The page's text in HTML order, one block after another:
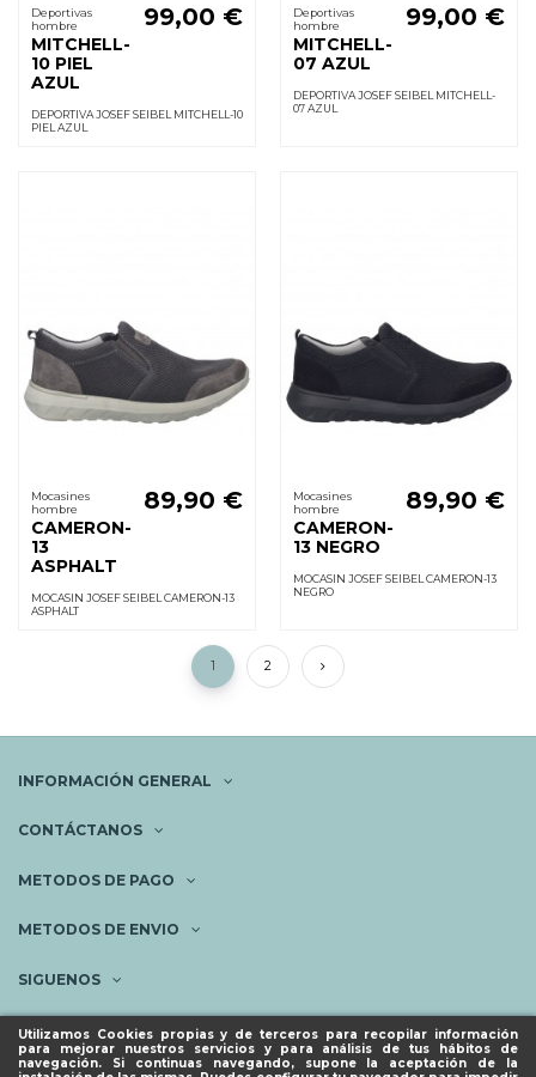
Utilizamos Cookies propias y de terceros para recopilar información
para mejorar nuestros servicios y para análisis de tus hábitos de
navegación. Si continuas navegando, supone la aceptación de la
Deportivas
hombre
MITCHELL-
10 PIEL
AZUL
99,00 €
DEPORTIVA JOSEF SEIBEL MITCHELL-10
PIEL AZUL
Deportivas
hombre
MITCHELL-
07 AZUL
99,00 €
DEPORTIVA JOSEF SEIBEL MITCHELL-
07 AZUL
Mocasines
hombre
CAMERON-
13
ASPHALT
89,90 €
MOCASIN JOSEF SEIBEL CAMERON-13
ASPHALT
Mocasines
hombre
CAMERON-
13 NEGRO
89,90 €
MOCASIN JOSEF SEIBEL CAMERON-13
NEGRO
1 2
INFORMACIÓN GENERAL
CONTÁCTANOS
METODOS DE PAGO
METODOS DE ENVIO
SIGUENOS
NEWSLETTER